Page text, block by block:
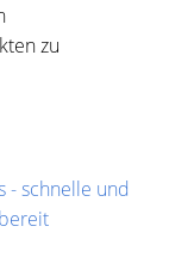
zu
- schnelle und